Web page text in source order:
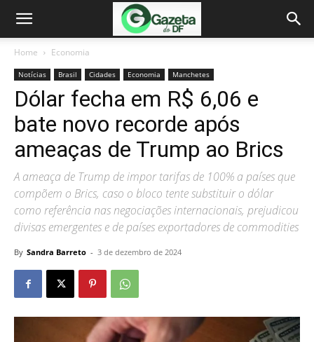
Home Economia
Notícias Brasil Cidades Economia Manchetes
Dólar fecha em R$ 6,06 e
bate novo recorde após
ameaças de Trump ao Brics
A ameaça de Trump de impor tarifas de 100% a países que
compõem o Brics, caso o bloco tente substituir o dólar
como referência nas negociações internacionais, prejudicou
divisas emergentes e de países exportadores de commodities
By Sandra Barreto - 3 de dezembro de 2024